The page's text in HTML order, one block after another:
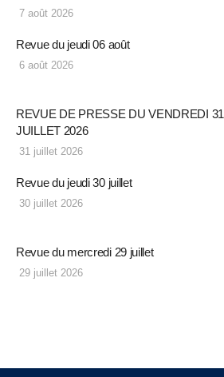
7 août 2026
Revue du jeudi 06 août
6 août 2026
REVUE DE PRESSE DU VENDREDI 31
JUILLET 2026
31 juillet 2026
Revue du jeudi 30 juillet
30 juillet 2026
Revue du mercredi 29 juillet
29 juillet 2026